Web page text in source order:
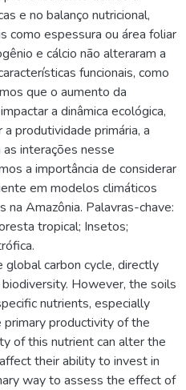
e no balanço nutricional,
como espessura ou área foliar
e cálcio não alteraram a
funcionais, como
que o aumento da
a dinâmica ecológica,
produtividade primária, a
interações nesse
a importância de considerar
em modelos climáticos
Amazônia. Palavras-chave:
tropical; Insetos;
carbon cycle, directly
However, the soils
nutrients, especially
productivity of the
of this nutrient can alter the
their ability to invest in
way to assess the effect of